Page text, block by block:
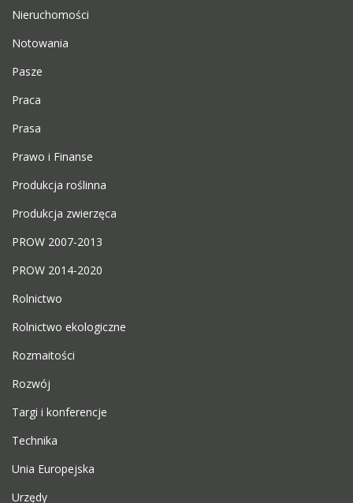
Nieruchomości
Notowania
Pasze
Praca
Prasa
Prawo i Finanse
Produkcja roślinna
Produkcja zwierzęca
PROW 2007-2013
PROW 2014-2020
Rolnictwo
Rolnictwo ekologiczne
Rozmaitości
Rozwój
Targi i konferencje
Technika
Unia Europejska
Urzędy